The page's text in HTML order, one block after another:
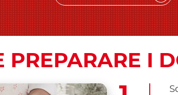
PREPARARE I